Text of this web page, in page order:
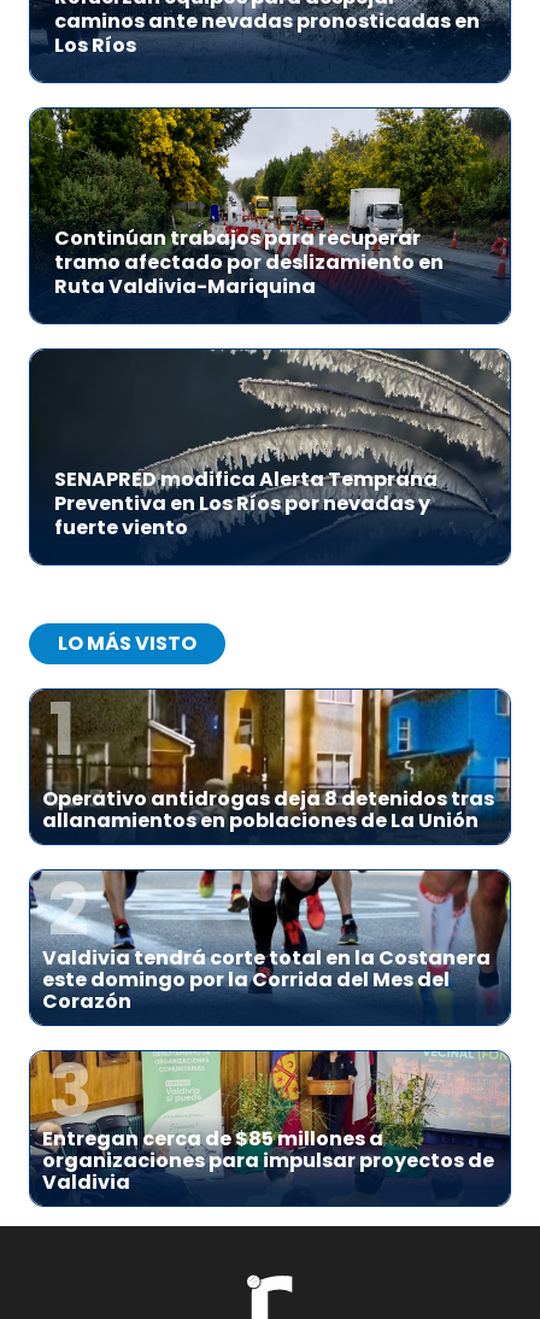
caminos ante nevadas pronosticadas en
Los Ríos
Continúan trabajos para recuperar
tramo afectado por deslizamiento en
Ruta Valdivia-Mariquina
SENAPRED modifica Alerta Temprana
Preventiva en Los Ríos por nevadas y
fuerte viento
LO MÁS VISTO
1
Operativo antidrogas deja 8 detenidos tras
allanamientos en poblaciones de La Unión
2
Valdivia tendrá corte total en la Costanera
este domingo por la Corrida del Mes del
Corazón
3
Entregan cerca de $85 millones a
organizaciones para impulsar proyectos de
Valdivia